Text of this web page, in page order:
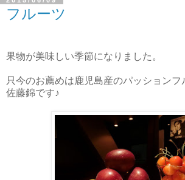
フルーツ
果物が美味しい季節になりました。
只今のお薦めは鹿児島産のパッション
佐藤錦です♪